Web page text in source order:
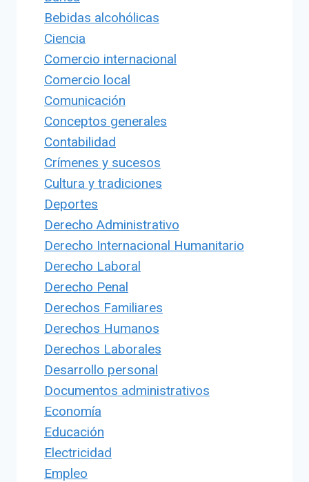
Bebidas alcohólicas
Ciencia
Comercio internacional
Comercio local
Comunicación
Conceptos generales
Contabilidad
Crímenes y sucesos
Cultura y tradiciones
Deportes
Derecho Administrativo
Derecho Internacional Humanitario
Derecho Laboral
Derecho Penal
Derechos Familiares
Derechos Humanos
Derechos Laborales
Desarrollo personal
Documentos administrativos
Economía
Educación
Electricidad
Empleo